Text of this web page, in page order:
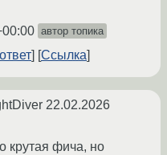
автор топика
Ссылка
22.02.2026
крутая фича, но